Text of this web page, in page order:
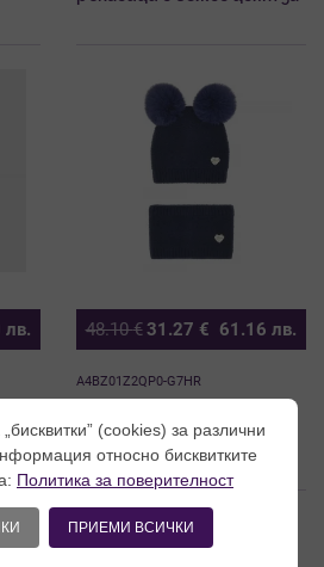
лв. 48.10€31.27 € 61.16 лв.
A4BZ01Z2QP0-G7HR
Комплект шапка с два
помпона и шал тип яка за
бебе момиче в тъмно син
цвят Guess
(cookies) за различни
относно бисквитките
Политика за поверителност
ПРИЕМИ ВСИЧКИ